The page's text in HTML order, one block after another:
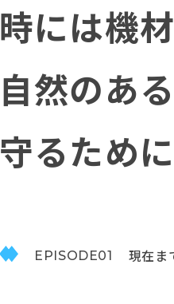
時には機
自然のあ
守るために
EPISODE01 現在ま